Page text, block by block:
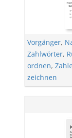
Vorgänger,
Zahlwörter,
ordnen,
zeichnen